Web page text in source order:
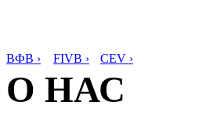
ВФВ › FIVB › CEV ›
О НАС